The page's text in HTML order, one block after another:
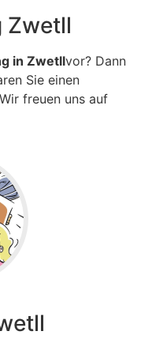
Zwetll
in Zwetllvor? Dann
Sie einen
freuen uns auf